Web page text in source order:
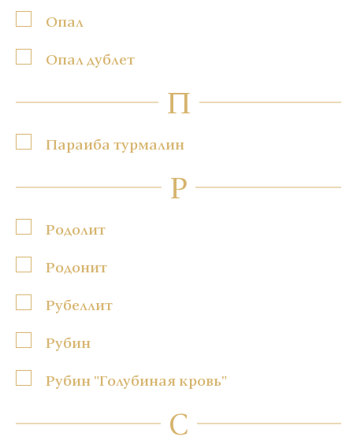
Опал
Опал дублет
П
Параиба турмалин
Р
Родолит
Родонит
Рубеллит
Рубин
Рубин "Голубиная кровь"
С